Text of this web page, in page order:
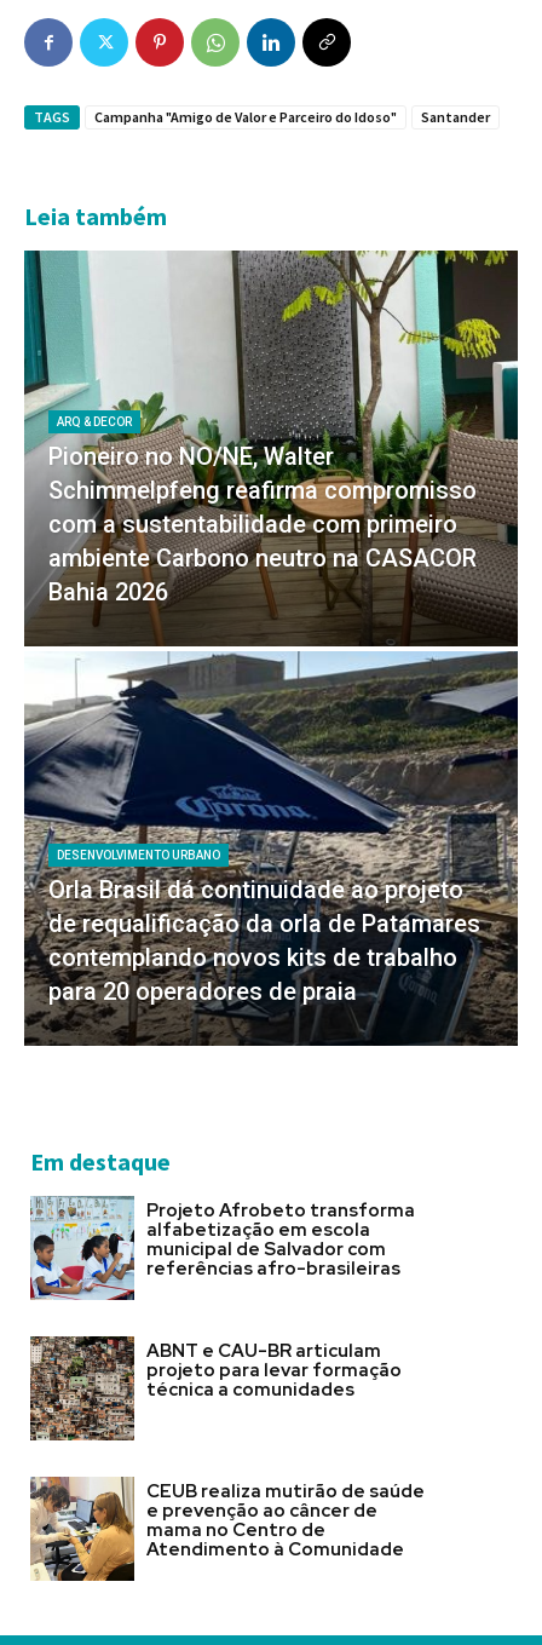
TAGS Campanha "Amigo de Valor e Parceiro do Idoso" Santander
Leia também
ARQ & DECOR
Pioneiro no NO/NE, Walter
Schimmelpfeng reafirma compromisso
com a sustentabilidade com primeiro
ambiente Carbono neutro na CASACOR
Bahia 2026
DESENVOLVIMENTO URBANO
Orla Brasil dá continuidade ao projeto
de requalificação da orla de Patamares
contemplando novos kits de trabalho
para 20 operadores de praia
Em destaque
Projeto Afrobeto transforma
alfabetização em escola
municipal de Salvador com
referências afro-brasileiras
ABNT e CAU-BR articulam
projeto para levar formação
técnica a comunidades
CEUB realiza mutirão de saúde
e prevenção ao câncer de
mama no Centro de
Atendimento à Comunidade